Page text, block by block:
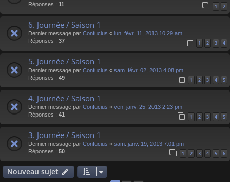
Réponses : 11 1 2
6. Journée / Saison 1
Dernier message par Confucius « lun. févr. 11, 2013 10:29 am
Réponses : 37 1 2 3 4
5. Journée / Saison 1
Dernier message par Confucius « sam. févr. 02, 2013 4:08 pm
Réponses : 49 1 2 3 4 5
4. Journée / Saison 1
Dernier message par Confucius « ven. janv. 25, 2013 2:23 pm
Réponses : 41 1 2 3 4 5
3. Journée / Saison 1
Dernier message par Confucius « sam. janv. 19, 2013 7:01 pm
Réponses : 50 1 2 3 4 5 6
Nouveau sujet